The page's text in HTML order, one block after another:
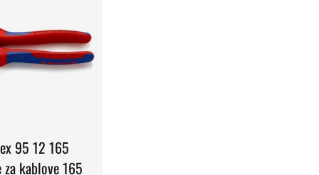
95 12 165
za kablove 165